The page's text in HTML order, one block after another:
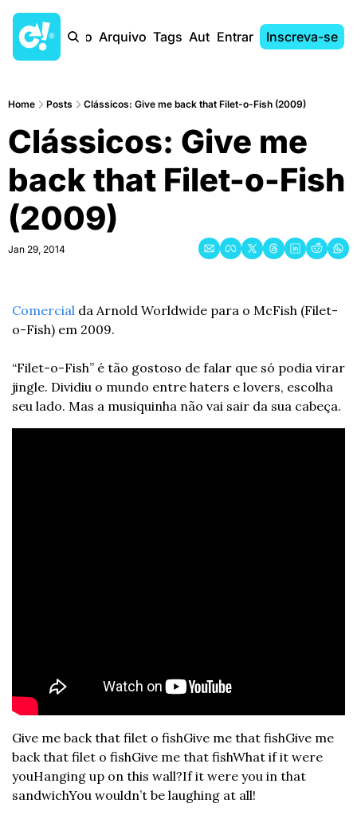
Início Arquivo Tags AutoresEntrar Inscreva-se
Home Posts Clássicos: Give me back that Filet-o-Fish (2009)
Clássicos: Give me
back that Filet-o-Fish
(2009)
Jan 29, 2014
Comercial da Arnold Worldwide para o McFish (Filet-
o-Fish) em 2009.
“Filet-o-Fish” é tão gostoso de falar que só podia virar
jingle. Dividiu o mundo entre haters e lovers, escolha
seu lado. Mas a musiquinha não vai sair da sua cabeça.
Give me back that filet o fishGive me that fishGive me
back that filet o fishGive me that fishWhat if it were
youHanging up on this wall?If it were you in that
sandwichYou wouldn’t be laughing at all!